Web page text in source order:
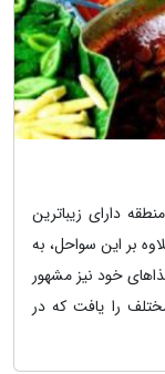
دارای زیباترین
بر این سواحل، به
خود نیز مشهور
را یافت که در